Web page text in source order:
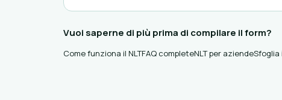
Vuoi saperne di più prima di compilare il form?
Come funziona il NLTFAQ completeNLT per aziende